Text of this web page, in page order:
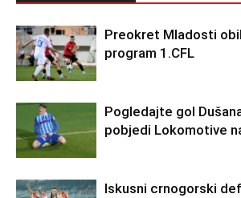
Preokret Mladosti
program 1.CFL
Pogledajte gol
pobjedi Lokomotive
Iskusni crnogorski